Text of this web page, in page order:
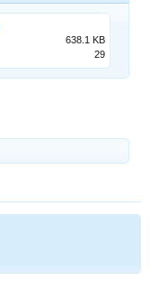
638.1 KB
29